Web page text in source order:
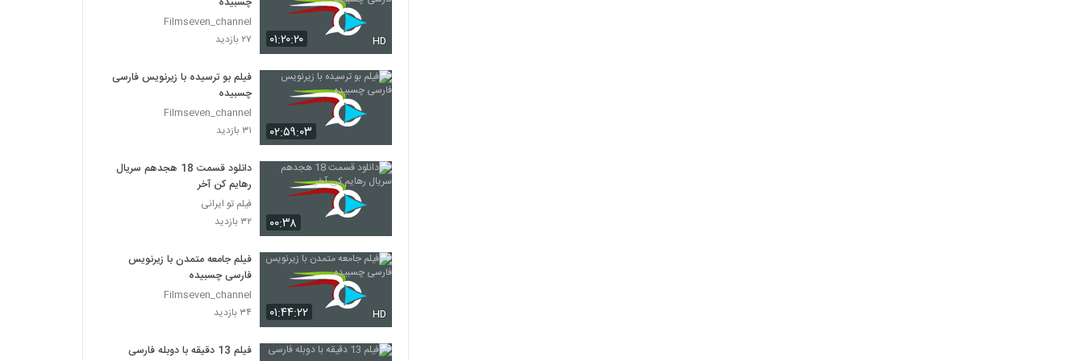
۰۱:۲۰:۲۰ HD
Filmseven_channel
۲۷ بازدید
۰۲:۵۹:۰۳
فیلم بو ترسیده با زیرنویس فارسی
چسبیده
Filmseven_channel
۳۱ بازدید
۰۰:۳۸
دانلود قسمت 18 هجدهم سریال
رهایم کن آخر
فیلم تو ایرانی
۳۲ بازدید
۰۱:۴۴:۲۲ HD
فیلم جامعه متمدن با زیرنویس
فارسی چسبیده
Filmseven_channel
۳۴ بازدید
فیلم 13 دقیقه با دوبله فارسی